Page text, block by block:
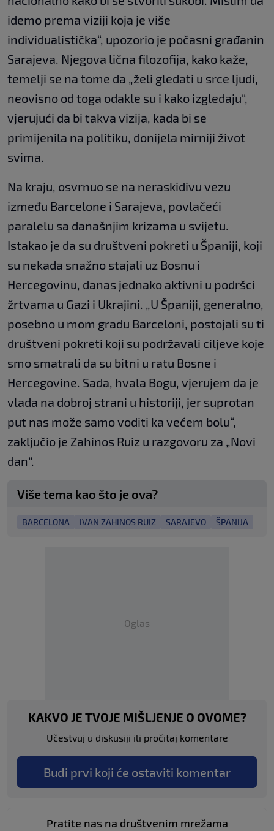
idemo prema viziji koja je više
individualistička“, upozorio je počasni građanin
Sarajeva. Njegova lična filozofija, kako kaže,
temelji se na tome da „želi gledati u srce ljudi,
neovisno od toga odakle su i kako izgledaju“,
vjerujući da bi takva vizija, kada bi se
primijenila na politiku, donijela mirniji život
svima.
Na kraju, osvrnuo se na neraskidivu vezu
između Barcelone i Sarajeva, povlačeći
paralelu sa današnjim krizama u svijetu.
Istakao je da su društveni pokreti u Španiji, koji
su nekada snažno stajali uz Bosnu i
Hercegovinu, danas jednako aktivni u podršci
žrtvama u Gazi i Ukrajini. „U Španiji, generalno,
posebno u mom gradu Barceloni, postojali su ti
društveni pokreti koji su podržavali ciljeve koje
smo smatrali da su bitni u ratu Bosne i
Hercegovine. Sada, hvala Bogu, vjerujem da je
vlada na dobroj strani u historiji, jer suprotan
put nas može samo voditi ka većem bolu“,
zaključio je Zahinos Ruiz u razgovoru za „Novi
dan“.
Više tema kao što je ova?
BARCELONA IVAN ZAHINOS RUIZ SARAJEVO ŠPANIJA
Oglas
KAKVO JE TVOJE MIŠLJENJE O OVOME?
Učestvuj u diskusiji ili pročitaj komentare
Budi prvi koji će ostaviti komentar
Pratite nas na društvenim mrežama